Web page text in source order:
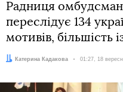
Радниця
переслідує 134
мотивів, більшість
Автор:Катерина Кадакова Дата:
01:27, 18